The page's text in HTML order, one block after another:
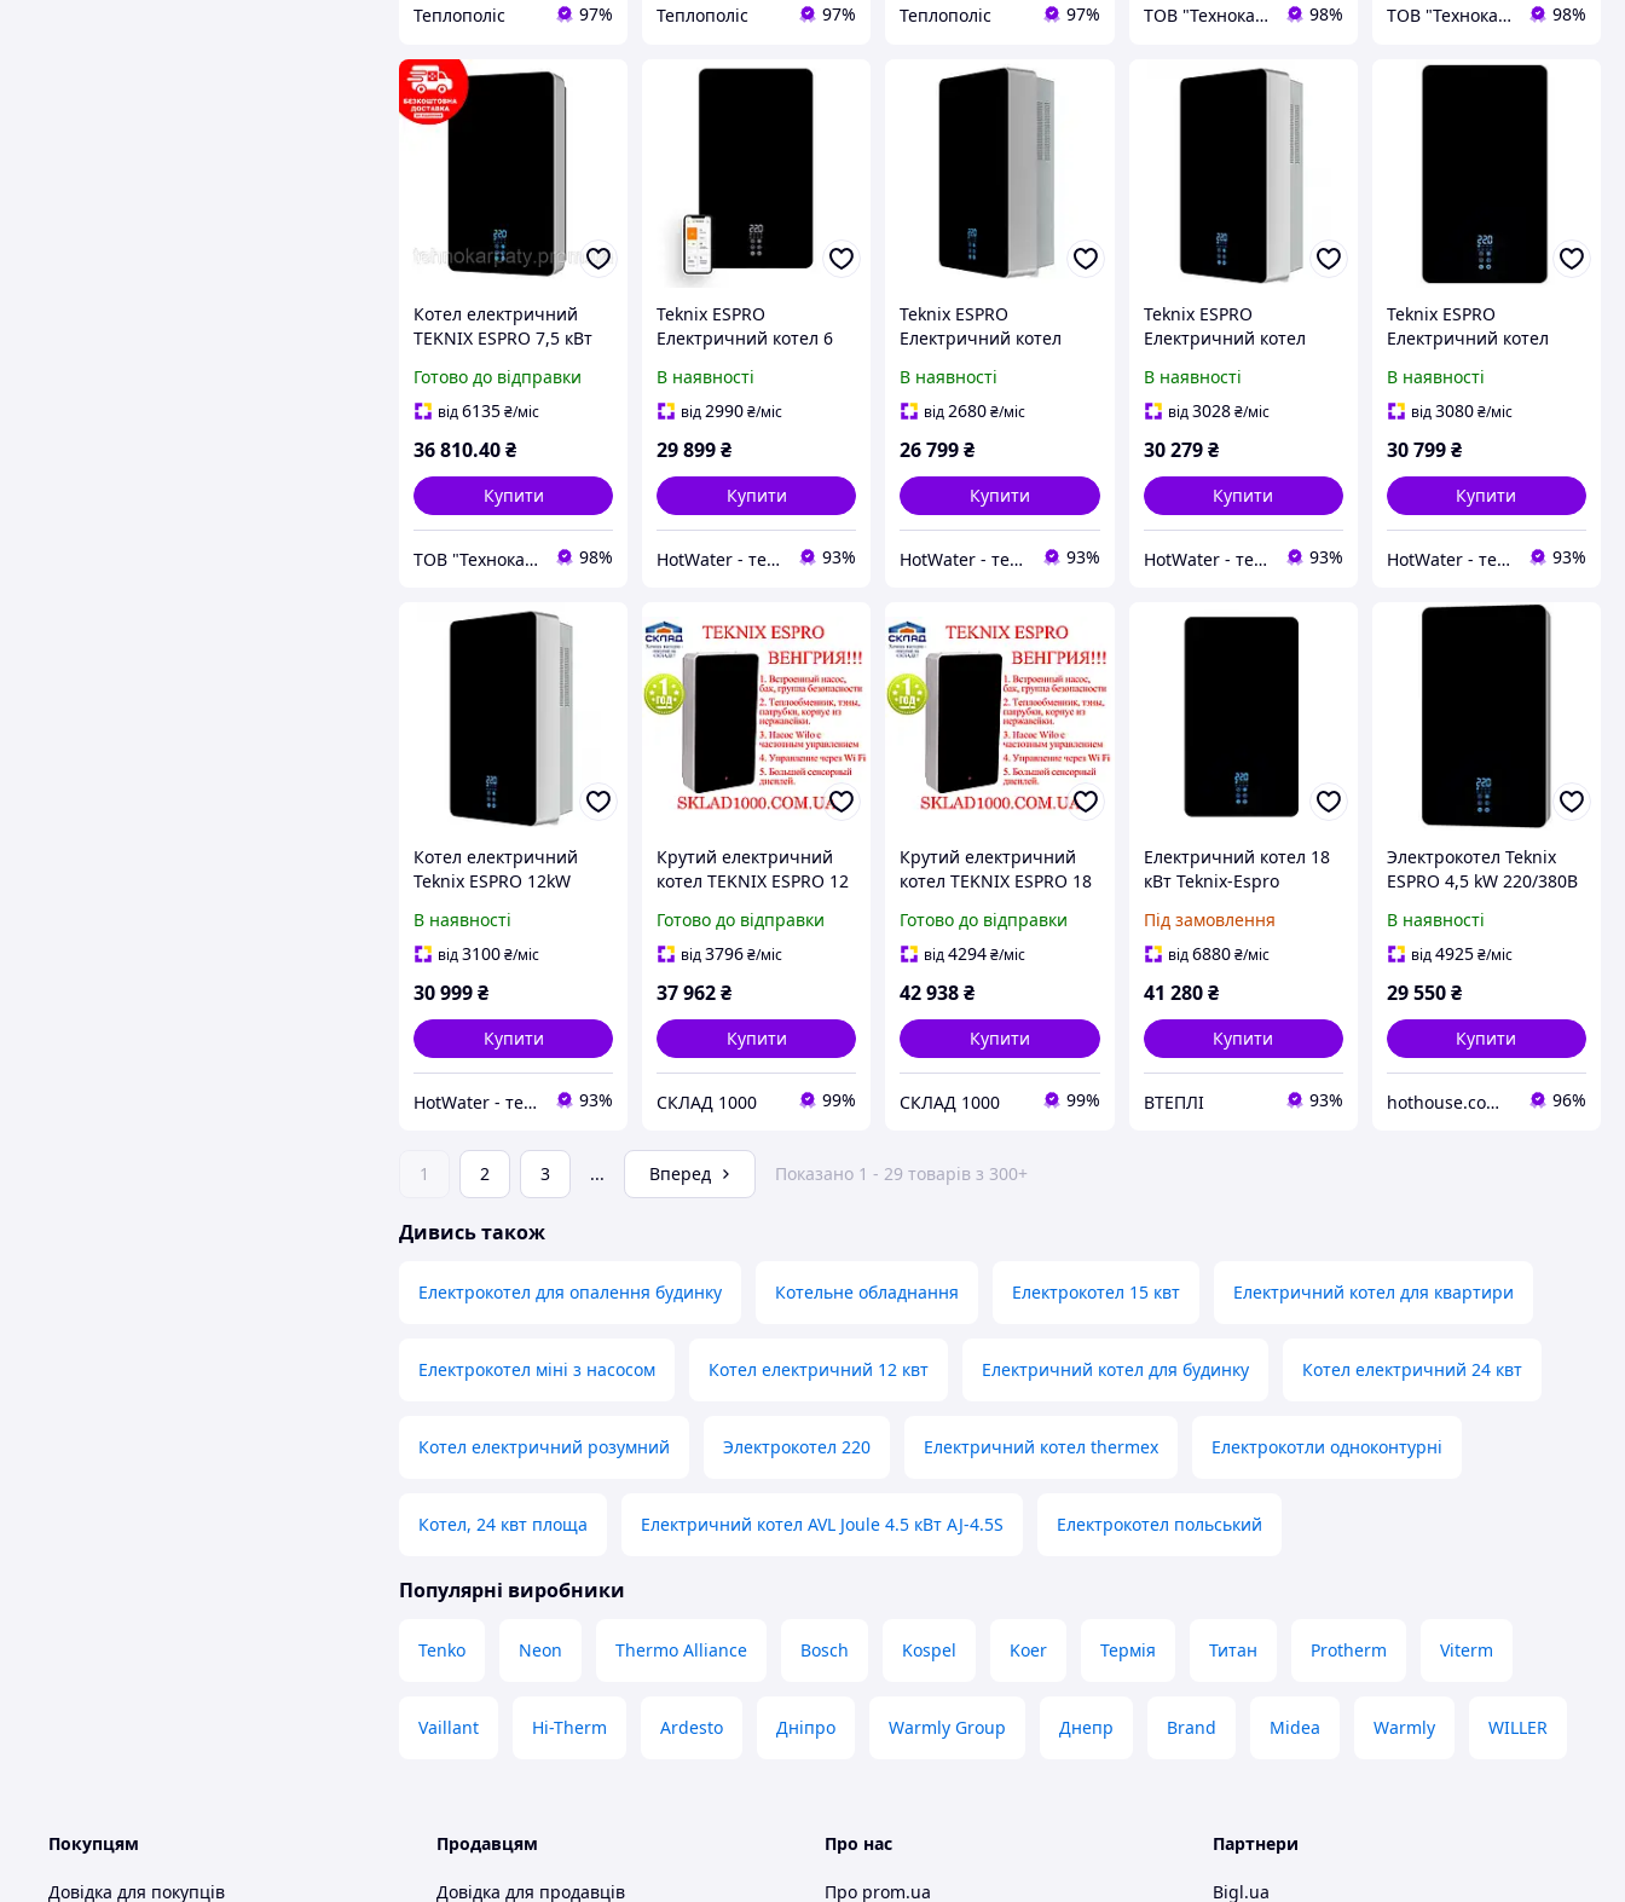
Теплополіс 97% Теплополіс 97% Теплополіс 97% ТОВ "Технокарпати" 98% ТОВ "Технокарпати" 98%
Котел електричний
TEKNIX ESPRO 7,5 кВт
Готово до відправки
від6135₴/міс
36 810.40₴
Купити
ТОВ "Технокарпати" 98%
Teknix ESPRO
Електричний котел 6
В наявності
від2990₴/міс
29 899₴
Купити
HotWater - тепло, комфорт та енергія вашого будинку 93%
Teknix ESPRO
Електричний котел
В наявності
від2680₴/міс
26 799₴
Купити
HotWater - тепло, комфорт та енергія вашого будинку 93%
Teknix ESPRO
Електричний котел
В наявності
від3028 ₴/міс
30 279 ₴
Купити
HotWater - тепло, комфорт та енергія вашого будинку 93%
Teknix ESPRO
Електричний котел
В наявності
від3080₴/міс
30 799₴
Купити
HotWater - тепло, комфорт та енергія вашого будинку 93%
Котел електричний
Teknix ESPRO 12kW
В наявності
від3100₴/міс
30 999₴
Купити
HotWater - тепло, комфорт та енергія вашого будинку 93%
Крутий електричний
котел TEKNIX ESPRO 12
нержавейки!
Готово до відправки
від3796₴/міс
37 962₴
Купити
СКЛАД 1000 99%
Крутий електричний
котел TEKNIX ESPRO 18
нержавейки!
Готово до відправки
від4294₴/міс
42 938₴
Купити
СКЛАД 1000 99%
Електричний котел 18
кВт Teknix-Espro
Повний комплект (бак,
насос і т. д.)
Під замовлення
від6880 ₴/міс
41 280 ₴
Купити
ВТЕПЛІ 93%
Электрокотел Teknix
ESPRO 4,5 kW 220/380В
В наявності
від4925₴/міс
29 550₴
Купити
hothouse.com.ua 96%
1 2 3 ... Вперед Показано 1 - 29 товарів з 300+
Дивись також
Електрокотел для опалення будинку Котельне обладнання Електрокотел 15 квт Електричний котел для квартири
Електрокотел міні з насосом Котел електричний 12 квт Електричний котел для будинку Котел електричний 24 квт
Котел електричний розумний Электрокотел 220 Електричний котел thermex Електрокотли одноконтурні
Котел, 24 квт площа Електричний котел AVL Joule 4.5 кВт AJ-4.5S Електрокотел польський
Популярні виробники
Tenko Neon Thermo Alliance Bosch Kospel Koer Термія Титан Protherm Viterm
Vaillant Hi-Therm Ardesto Дніпро Warmly Group Днепр Brand Midea Warmly WILLER
Покупцям
Довідка для покупців
Продавцям
Довідка для продавців
Про нас
Про prom.ua
Партнери
Bigl.ua